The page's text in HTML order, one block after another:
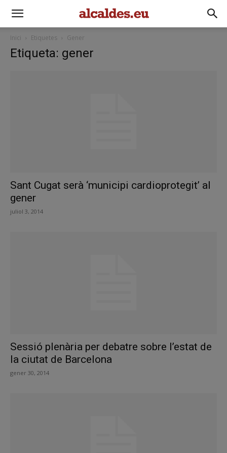
Inici Etiquetes Gener
Etiqueta: gener
Sant Cugat serà ‘municipi cardioprotegit’ al
gener
juliol 3, 2014
Sessió plenària per debatre sobre l’estat de
la ciutat de Barcelona
gener 30, 2014